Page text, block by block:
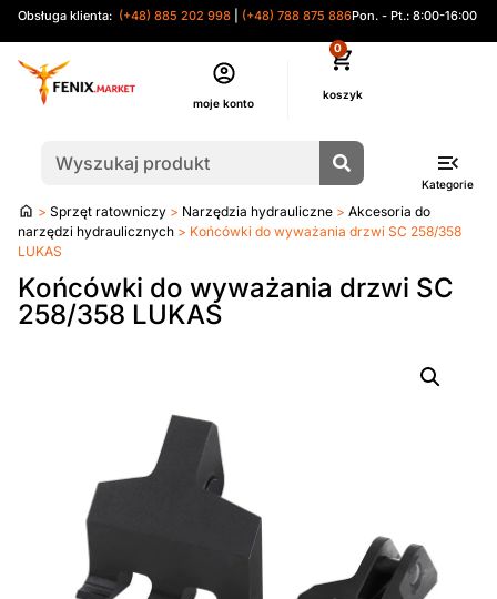
Obsługa klienta: (+48) 885 202 998 (+48) 788 875 886Pon. - Pt.: 8:00-16:00
moje konto
0
Kategorie
Strona
główna
> Sprzęt ratowniczy > Narzędzia hydrauliczne > Akcesoria do
narzędzi hydraulicznych > Końcówki do wyważania drzwi SC 258/358
LUKAS
Końcówki do wyważania drzwi SC
258/358 LUKAS